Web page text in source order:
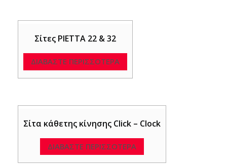
Σίτες PIETTA 22 & 32
ΔΙΑΒΆΣΤΕ ΠΕΡΙΣΣΌΤΕΡΑ
Σίτα κάθετης κίνησης Click – Clock
ΔΙΑΒΆΣΤΕ ΠΕΡΙΣΣΌΤΕΡΑ